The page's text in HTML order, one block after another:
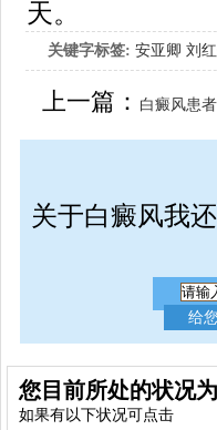
天。
关键字标签: 安亚卿 刘
女生应该如何治疗呢
上一篇： 白癜风患
关于白癜风我
您目前所处的状况为
如果有以下状况可点击